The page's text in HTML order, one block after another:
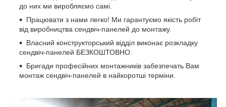
до них ми виробляємо самі.
Працювати з нами легко! Ми гарантуємо якість робіт
від виробництва сендвіч-панелей до монтажу.
Власний конструкторський відділ виконає розкладку
сендвіч-панелей БЕЗКОШТОВНО.
Бригади професійних монтажників забезпечать Вам
монтаж сендвіч-панелей в найкоротші терміни.